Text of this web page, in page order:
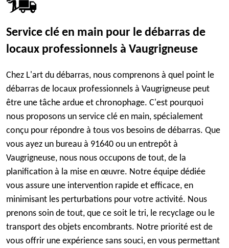
Service clé en main pour le débarras de
locaux professionnels à Vaugrigneuse
Chez L'art du débarras, nous comprenons à quel point le
débarras de locaux professionnels à Vaugrigneuse peut
être une tâche ardue et chronophage. C'est pourquoi
nous proposons un service clé en main, spécialement
conçu pour répondre à tous vos besoins de débarras. Que
vous ayez un bureau à 91640 ou un entrepôt à
Vaugrigneuse, nous nous occupons de tout, de la
planification à la mise en œuvre. Notre équipe dédiée
vous assure une intervention rapide et efficace, en
minimisant les perturbations pour votre activité. Nous
prenons soin de tout, que ce soit le tri, le recyclage ou le
transport des objets encombrants. Notre priorité est de
vous offrir une expérience sans souci, en vous permettant